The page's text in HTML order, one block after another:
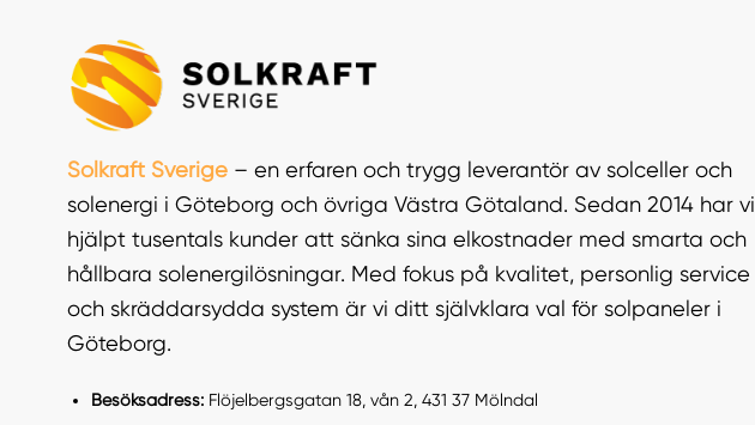
Solkraft Sverige – en erfaren och trygg leverantör av solceller och
solenergi i Göteborg och övriga Västra Götaland. Sedan 2014 har vi
hjälpt tusentals kunder att sänka sina elkostnader med smarta och
hållbara solenergilösningar. Med fokus på kvalitet, personlig service
och skräddarsydda system är vi ditt självklara val för solpaneler i
Göteborg.
Besöksadress: Flöjelbergsgatan 18, vån 2, 431 37 Mölndal